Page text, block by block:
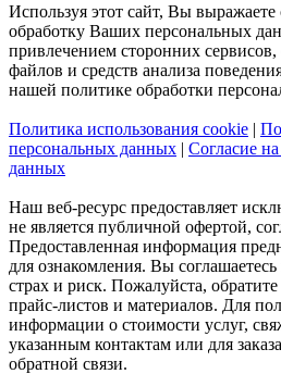
Используя этот сайт, Вы выражаете
обработку Ваших персональных
привлечением сторонних
файлов и средств анализа
нашей политике обработки
Политика использования cookie |
персональных данных | Согласие
данных
Наш веб-ресурс предоставляет
не является публичной офертой,
Предоставленная информация
для ознакомления. Вы соглашаетесь
страх и риск. Пожалуйста,
прайс-листов и материалов. Для
информации о стоимости услуг,
указанным контактам или для
обратной связи.